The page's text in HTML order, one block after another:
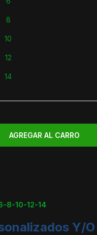
8
10
12
14
8-10-12-14
Y/O